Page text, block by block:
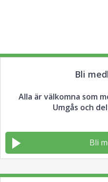
Bli
Alla är välkomna som
Umgås och
Bli